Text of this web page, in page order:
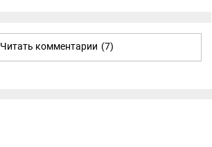
Читать комментарии (7)